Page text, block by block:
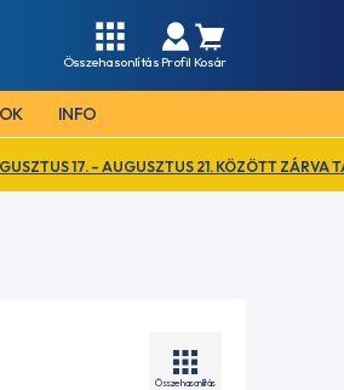
Összehasonlítás Profil Kosár
INFO
21. KÖZÖTT ZÁRVA TART. EZ IDŐ
Összehasonlítás